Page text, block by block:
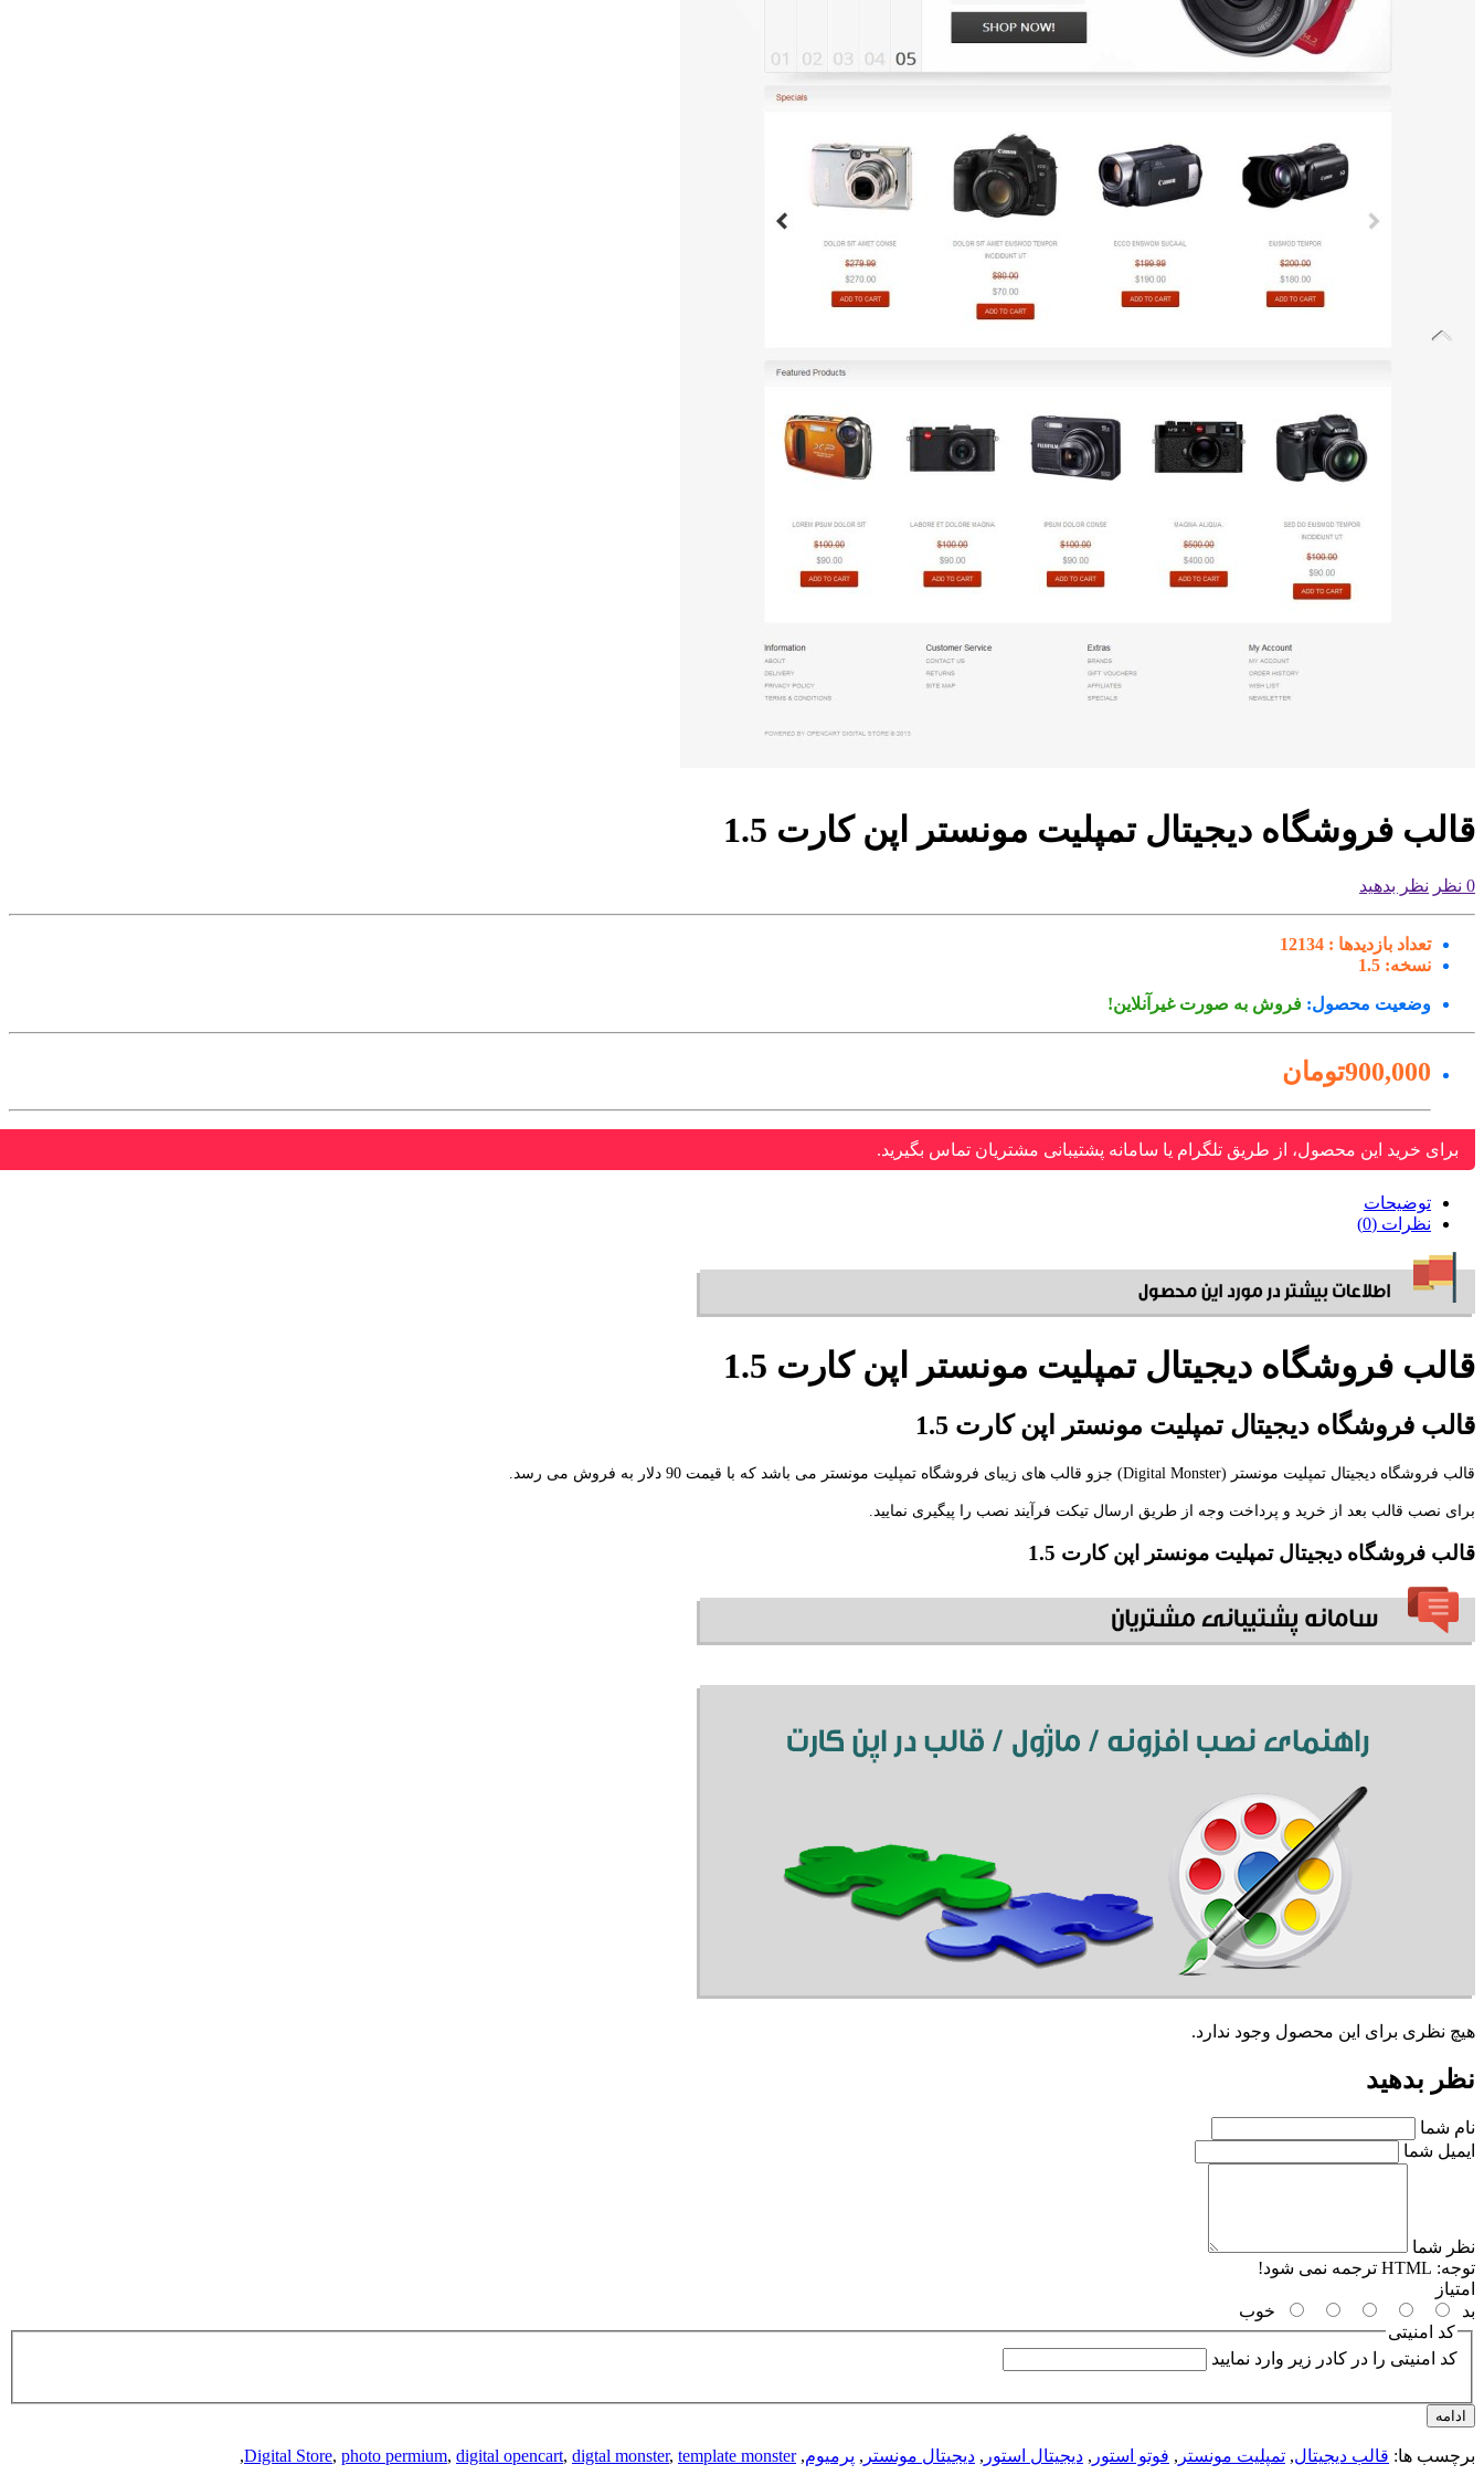
قالب فروشگاه دیجیتال تمپلیت مونستر اپن کارت 1.5
0 نظر نظر بدهید
تعداد بازدیدها : 12134
نسخه: 1.5
وضعیت محصول: فروش به صورت غیرآنلاین!
900,000تومان
برای خرید این محصول، از طریق تلگرام یا سامانه پشتیبانی مشتریان تماس بگیرید.
توضیحات
نظرات (0)
قالب فروشگاه دیجیتال تمپلیت مونستر اپن کارت 1.5
قالب فروشگاه دیجیتال تمپلیت مونستر اپن کارت 1.5
قالب فروشگاه دیجیتال تمپلیت مونستر (Digital Monster) جزو قالب های زیبای فروشگاه تمپلیت مونستر می باشد که با قیمت 90 دلار به فروش می رسد.
برای نصب قالب بعد از خرید و پرداخت وجه از طریق ارسال تیکت فرآیند نصب را پیگیری نمایید.
قالب فروشگاه دیجیتال تمپلیت مونستر اپن کارت 1.5
هیچ نظری برای این محصول وجود ندارد.
نظر بدهید
نام شما
ایمیل شما
نظر شما
توجه:
امتیاز
بد
خوب
کد امنیتی
کد امنیتی را در کادر زیر وارد نمایید
ادامه
برچسب ها: قالب دیجیتال, تمپلیت مونستر , فوتو استور , دیجیتال استور , دیجیتال مونستر , پرمیوم,
Digital Store, photo permium, digital opencart, digtal monster, template monster
,